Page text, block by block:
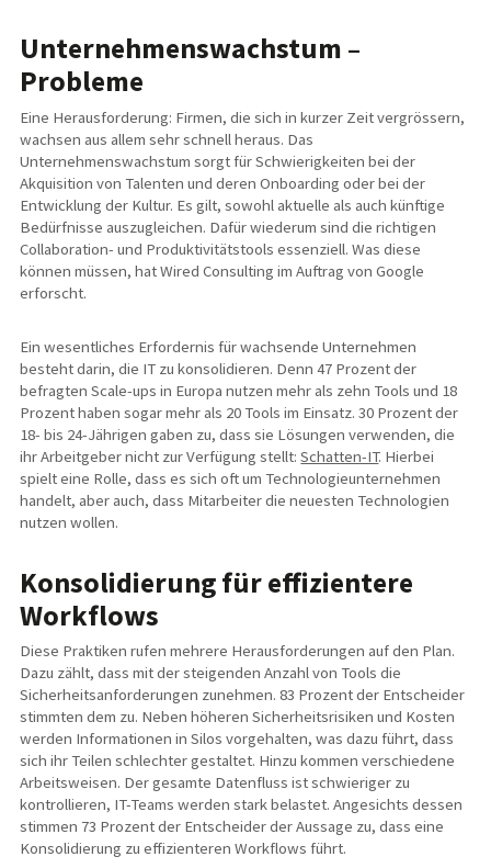
Unternehmenswachstum –
Probleme
Eine Herausforderung: Firmen, die sich in kurzer Zeit vergrössern,
wachsen aus allem sehr schnell heraus. Das
Unternehmenswachstum sorgt für Schwierigkeiten bei der
Akquisition von Talenten und deren Onboarding oder bei der
Entwicklung der Kultur. Es gilt, sowohl aktuelle als auch künftige
Bedürfnisse auszugleichen. Dafür wiederum sind die richtigen
Collaboration- und Produktivitätstools essenziell. Was diese
können müssen, hat Wired Consulting im Auftrag von Google
erforscht.
Ein wesentliches Erfordernis für wachsende Unternehmen
besteht darin, die IT zu konsolidieren. Denn 47 Prozent der
befragten Scale-ups in Europa nutzen mehr als zehn Tools und 18
Prozent haben sogar mehr als 20 Tools im Einsatz. 30 Prozent der
18- bis 24-Jährigen gaben zu, dass sie Lösungen verwenden, die
ihr Arbeitgeber nicht zur Verfügung stellt:Schatten-IT. Hierbei
spielt eine Rolle, dass es sich oft um Technologieunternehmen
handelt, aber auch, dass Mitarbeiter die neuesten Technologien
nutzen wollen.
Konsolidierung für effizientere
Workflows
Diese Praktiken rufen mehrere Herausforderungen auf den Plan.
Dazu zählt, dass mit der steigenden Anzahl von Tools die
Sicherheitsanforderungen zunehmen. 83 Prozent der Entscheider
stimmten dem zu. Neben höheren Sicherheitsrisiken und Kosten
werden Informationen in Silos vorgehalten, was dazu führt, dass
sich ihr Teilen schlechter gestaltet. Hinzu kommen verschiedene
Arbeitsweisen. Der gesamte Datenfluss ist schwieriger zu
kontrollieren, IT-Teams werden stark belastet. Angesichts dessen
stimmen 73 Prozent der Entscheider der Aussage zu, dass eine
Konsolidierung zu effizienteren Workflows führt.